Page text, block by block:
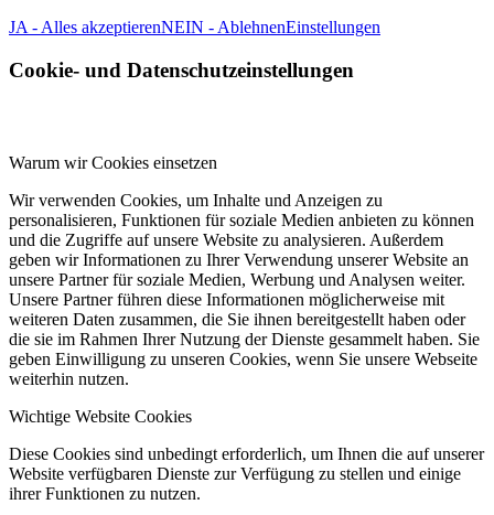
JA - Alles akzeptierenNEIN - AblehnenEinstellungen
Cookie- und Datenschutzeinstellungen
Warum wir Cookies einsetzen
Wir verwenden Cookies, um Inhalte und Anzeigen zu
personalisieren, Funktionen für soziale Medien anbieten zu können
und die Zugriffe auf unsere Website zu analysieren. Außerdem
geben wir Informationen zu Ihrer Verwendung unserer Website an
unsere Partner für soziale Medien, Werbung und Analysen weiter.
Unsere Partner führen diese Informationen möglicherweise mit
weiteren Daten zusammen, die Sie ihnen bereitgestellt haben oder
die sie im Rahmen Ihrer Nutzung der Dienste gesammelt haben. Sie
geben Einwilligung zu unseren Cookies, wenn Sie unsere Webseite
weiterhin nutzen.
Wichtige Website Cookies
Diese Cookies sind unbedingt erforderlich, um Ihnen die auf unserer
Website verfügbaren Dienste zur Verfügung zu stellen und einige
ihrer Funktionen zu nutzen.